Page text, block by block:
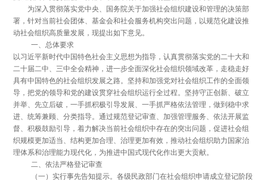
为深入贯彻落实党中央、国务院关于加强社会组织建设和管理的决策部
署，针对当前社会团体、基金会和社会服务机构突出问题，以规范化建设推
动社会组织高质量发展，现提出如下意见。
一、总体要求
以习近平新时代中国特色社会主义思想为指导，认真贯彻落实党的二十大和
二十届二中、三中全会精神，进一步全面深化社会组织领域改革，走稳走好
具有中国特色的社会组织发展之路。坚持和加强党对社会组织工作的全面领
导，把党的领导和党的建设贯穿社会组织运行全过程。坚持守正创新、破立
并举、先立后破，一手抓积极引导发展、一手抓严格依法管理，做到稳中求
进、统筹兼顾、分类指导。通过规范登记审查、加强管理服务、依法开展监
督、积极鼓励引导，着力解决当前社会组织中存在的突出问题，促进社会组
织规模更加适当、结构更加合理、治理更加有效，推动社会组织助力国家治
理体系和治理能力现代化，为推进中国式现代化作出更大贡献。
二、依法严格登记审查
（一）实行事先告知提示。各级民政部门在社会组织申请成立登记阶段